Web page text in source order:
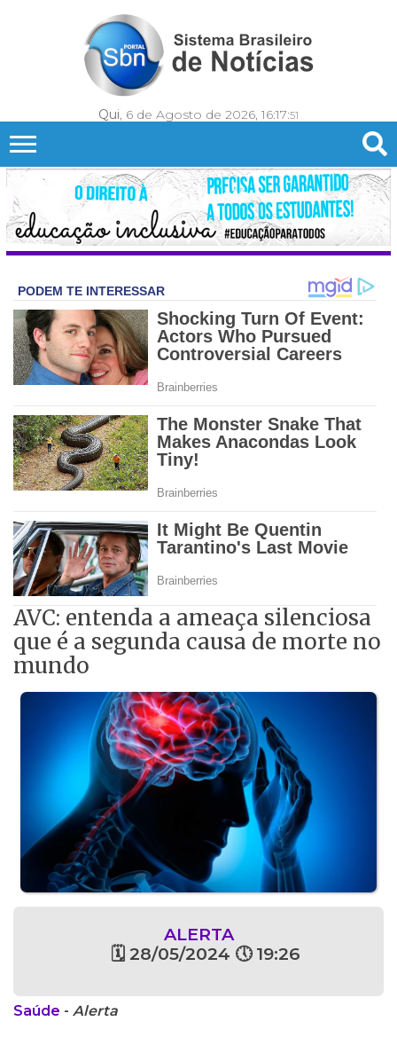
Qui, 6 de Agosto de 2026, 16:17:54
AVC: entenda a ameaça silenciosa
que é a segunda causa de morte no
mundo
ALERTA
🗓 28/05/2024 🕔 19:26
Saúde - Alerta